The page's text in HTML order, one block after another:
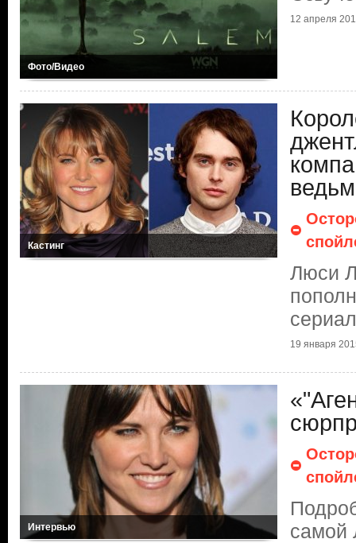
Фото/Видео
12 апреля
Кастинг
ведьм
Люси
19 января
Интервью
самой